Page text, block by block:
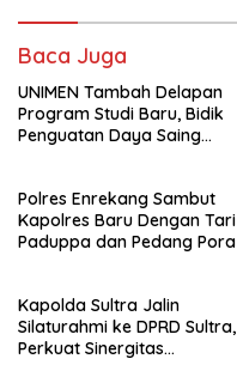
Baca Juga
UNIMEN Tambah Delapan
Program Studi Baru, Bidik
Penguatan Daya Saing
Polres Enrekang Sambut
Kapolres Baru Dengan Tari
Paduppa dan Pedang Pora
Kapolda Sultra Jalin
Silaturahmi ke DPRD Sultra,
Perkuat Sinergitas